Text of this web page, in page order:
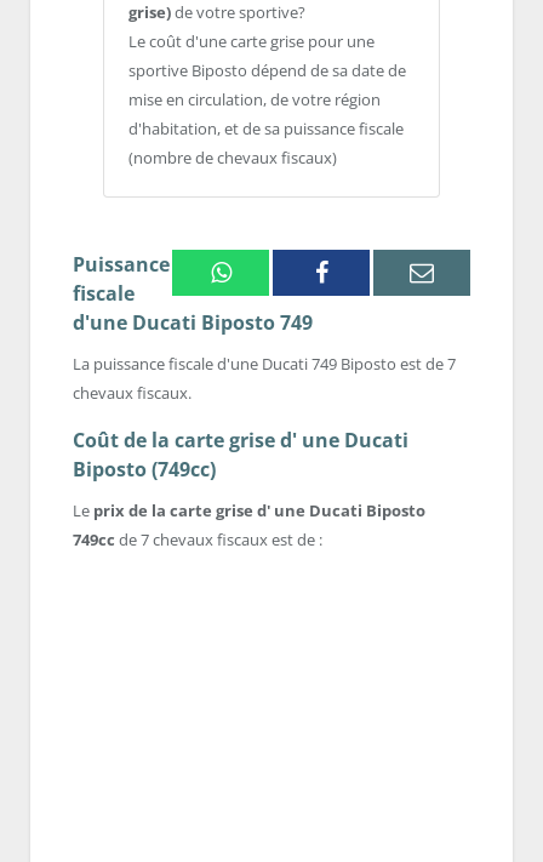
grise)de votre sportive?
Le coût d'une carte grise pour une
sportive Biposto dépend de sa date de
mise en circulation, de votre région
d'habitation, et de sa puissance fiscale
(nombre de chevaux fiscaux)
WhatsappFacebook Email
Puissance
fiscale
d'une Ducati Biposto 749
La puissance fiscale d'une Ducati 749 Biposto est de 7
chevaux fiscaux.
Coût de la carte grise d' une Ducati
Biposto (749cc)
Le prix de la carte grise d' une Ducati Biposto
749cc de 7 chevaux fiscaux est de :